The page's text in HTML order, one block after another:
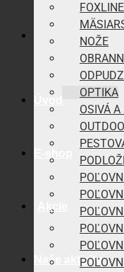
Akcie
Naše aktivity
FOXLINE
NOŽE
OPTIKA
OSIVÁ